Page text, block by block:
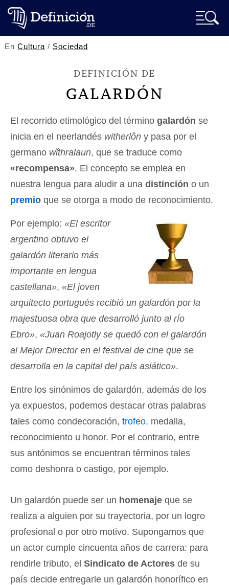
EnCultura / Sociedad
DEFINICIÓN DE
GALARDÓN
El recorrido etimológico del término galardón se
inicia en el neerlandés witherlôn y pasa por el
germano wĭthralaun, que se traduce como
«recompensa». El concepto se emplea en
nuestra lengua para aludir a una distinción o un
premio que se otorga a modo de reconocimiento.
Por ejemplo: «El escritor
argentino obtuvo el
galardón literario más
importante en lengua
castellana», «El joven
arquitecto portugués recibió un galardón por la
majestuosa obra que desarrolló junto al río
Ebro», «Juan Roajotly se quedó con el galardón
al Mejor Director en el festival de cine que se
desarrolla en la capital del país asiático».
Entre los sinónimos de galardón, además de los
ya expuestos, podemos destacar otras palabras
tales como condecoración, trofeo, medalla,
reconocimiento u honor. Por el contrario, entre
sus antónimos se encuentran términos tales
como deshonra o castigo, por ejemplo.
Un galardón puede ser un homenaje que se
realiza a alguien por su trayectoria, por un logro
profesional o por otro motivo. Supongamos que
un actor cumple cincuenta años de carrera: para
rendirle tributo, el Sindicato de Actores de su
país decide entregarle un galardón honorífico en